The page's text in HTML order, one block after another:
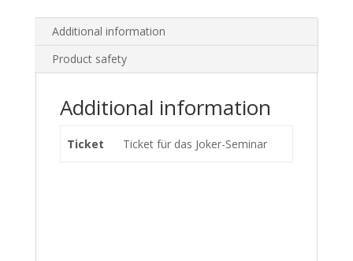
quantity
Additional information
Product safety
Additional information
Ticket Ticket für das Joker-Seminar